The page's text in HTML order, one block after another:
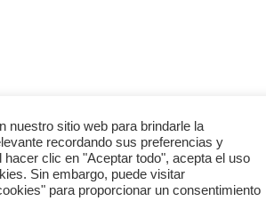
nuestro sitio web para brindarle la
recordando sus preferencias y
hacer clic en "Aceptar todo", acepta el uso
Sin embargo, puede visitar
para proporcionar un consentimiento